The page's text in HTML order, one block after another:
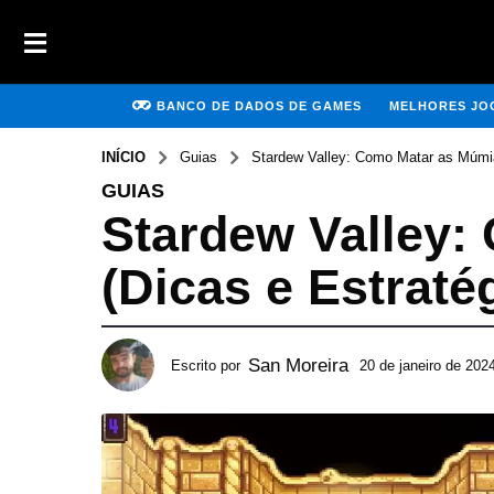
BANCO DE DADOS DE GAMES MELHORES
INÍCIO Guias Stardew Valley: Como Matar as
GUIAS
Stardew Valley:
(Dicas e
Escrito por San Moreira 20 de janeiro de